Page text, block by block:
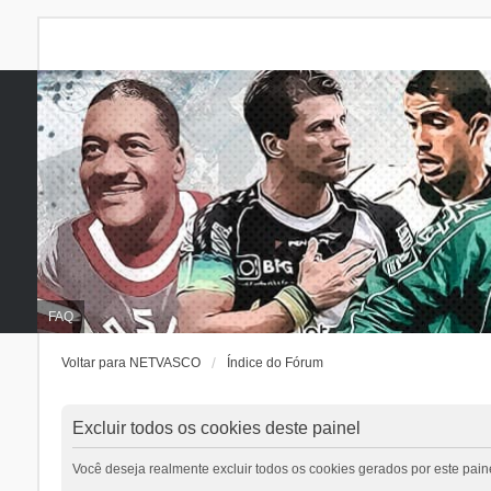
FAQ
Voltar para NETVASCO Índice do Fórum
Excluir todos os cookies deste painel
Você deseja realmente excluir todos os cookies gerados por este